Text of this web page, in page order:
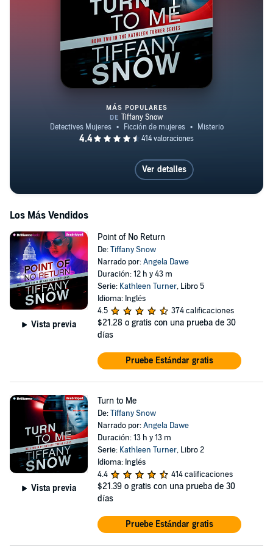
Turn to Me
MÁS POPULARES
Ver detalles
Los Más Vendidos
Vista previa
Point of No Return
De:Tiffany Snow
Narrado por:Angela Dawe
Duración: 12 h y 43 m
Serie: Kathleen Turner, Libro 5
Idioma: Inglés
4.5
374 calificaciones
$21.28 o gratis con una prueba de 30
días
Pruebe Estándar gratis
Vista previa
Turn to Me
De:Tiffany Snow
Narrado por:Angela Dawe
Duración: 13 h y 13 m
Serie: Kathleen Turner, Libro 2
Idioma: Inglés
4.4
414 calificaciones
$21.39 o gratis con una prueba de 30
días
Pruebe Estándar gratis